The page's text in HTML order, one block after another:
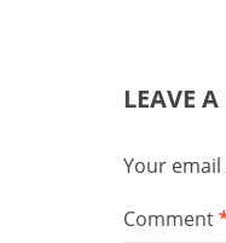
LEAVE A
Your
Comment